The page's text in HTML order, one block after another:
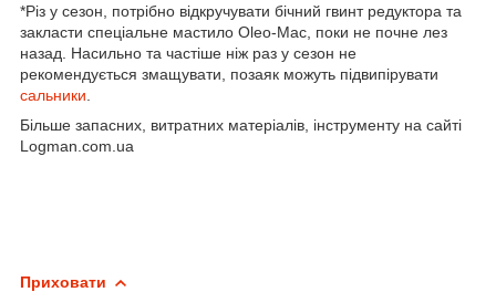
*Різ у сезон, потрібно відкручувати бічний гвинт редуктора та
закласти спеціальне мастило Oleo-Mac, поки не почне лез
назад. Насильно та частіше ніж раз у сезон не
рекомендується змащувати, позаяк можуть підвипірувати
сальники
Більше запасних, витратних матеріалів, інструменту на сайті
Logman.com.ua
Приховати